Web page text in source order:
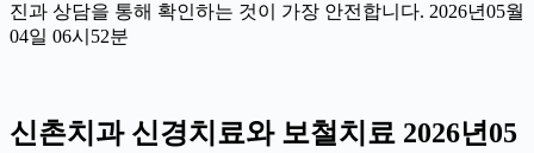
진과 상담을 통해 확인하는 것이 가장 안전합니다. 2026년05월
04일 06시52분
신촌치과 신경치료와 보철치료 2026년05